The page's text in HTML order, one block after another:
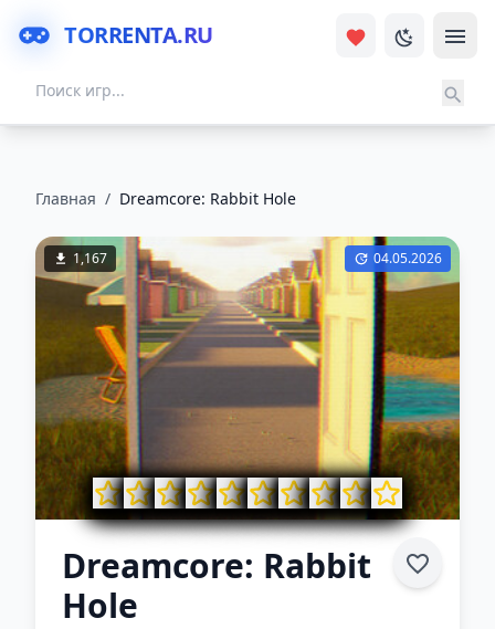
TORRENTA.RU
Главная / Dreamcore: Rabbit Hole
1,167 04.05.2026
Dreamcore: Rabbit
Hole